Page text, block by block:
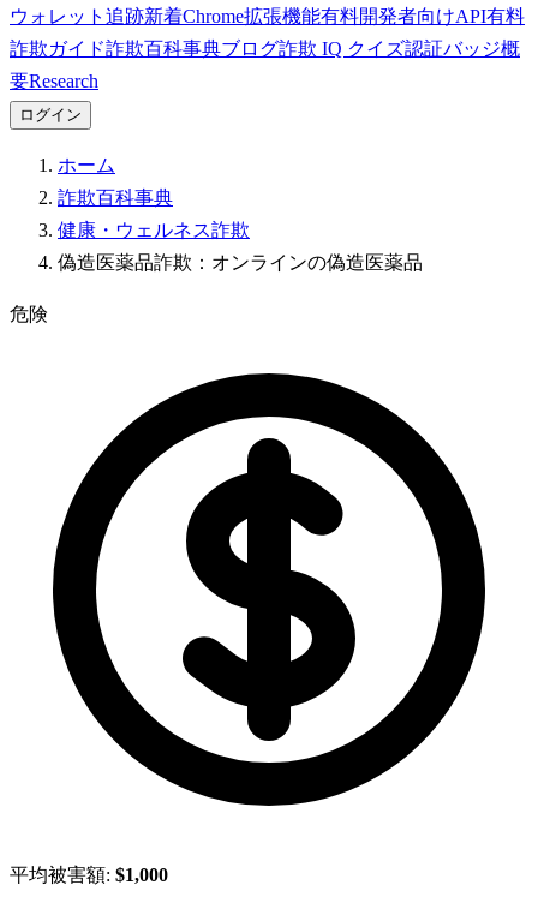
ウォレット追跡新着Chrome拡張機能有料開発者向けAPI有料
詐欺ガイド詐欺百科事典ブログ詐欺 IQ クイズ認証バッジ概
要Research
ログイン
ホーム
詐欺百科事典
健康・ウェルネス詐欺
偽造医薬品詐欺：オンラインの偽造医薬品
危険
平均被害額: $1,000